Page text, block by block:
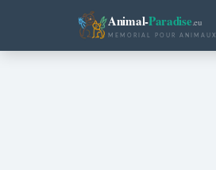
Animal-Paradise .eu
MEMORIAL POUR ANIMAUX